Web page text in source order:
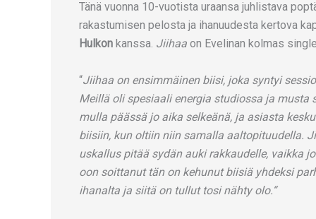
Tänä vuonna 10-vuotista uraansa juhlistava
rakastumisen pelosta ja ihanuudesta kertova
Hulkon kanssa. Jiihaa on Evelinan kolmas
“Jiihaa on ensimmäinen biisi, joka syntyi
Meillä oli spesiaali energia studiossa ja
mulla päässä jo aika selkeänä, ja asiasta
biisiin, kun oltiin niin samalla aaltopituudella.
uskallus pitää sydän auki rakkaudelle, vaikka
oon soittanut tän on kehunut biisiä yhdeksi
ihanalta ja siitä on tullut tosi nähty olo.“